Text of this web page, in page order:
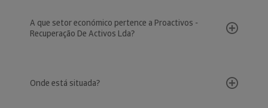
A que setor económico pertence a Proactivos -
Recuperação De Activos Lda?
Onde está situada?